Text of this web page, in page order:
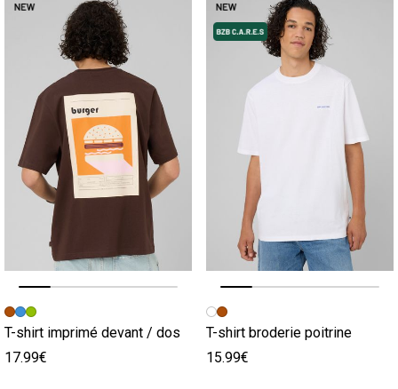
Image précédente
Image suivante
T-shirt imprimé devant / dos
17.99€
Image précédente
Image suivante
T-shirt broderie poitrine
15.99€